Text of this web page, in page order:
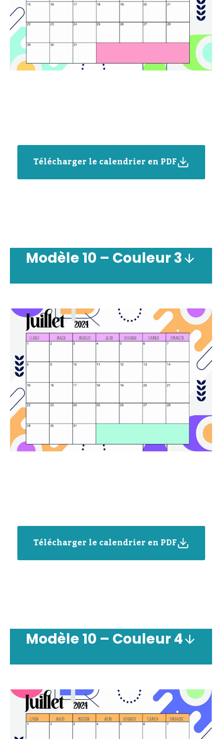
Télécharger le calendrier en PDF
Modèle 10 – Couleur3
Télécharger le calendrier en PDF
Modèle 10 – Couleur4